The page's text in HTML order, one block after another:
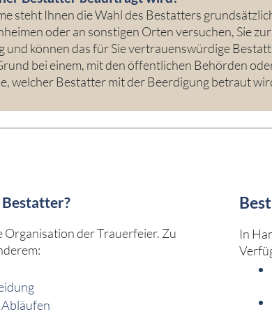
steht Ihnen die Wahl des Bestatters
oder an sonstigen Orten versuchen, Sie
können das für Sie vertrauenswürdige
bei einem, mit den öffentlichen Behörden
welcher Bestatter mit der Beerdigung betraut
der Trauerfeier. Zu
In